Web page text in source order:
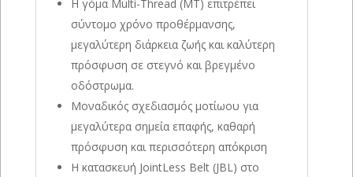
Η γόμα Multi-Thread (MT) επιτρέπει
σύντομο χρόνο προθέρμανσης,
μεγαλύτερη διάρκεια ζωής και καλύτερη
πρόσφυση σε στεγνό και βρεγμένο
οδόστρωμα.
Μοναδικός σχεδιασμός μοτίωου για
μεγαλύτερα σημεία επαφής, καθαρή
πρόσφυση και περισσότερη απόκριση
Η κατασκευή JointLess Belt (JBL) στο